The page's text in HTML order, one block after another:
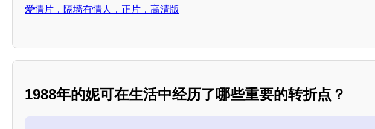
爱情片，隔墙有情人，正片，高清版
1988年的妮可在生活中经历了哪些重要的转折点？